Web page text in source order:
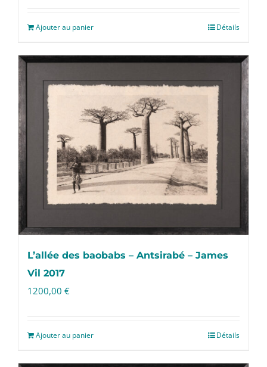
Ajouter au panier Détails
L’allée des baobabs – Antsirabé – James
Vil 2017
1200,00 €
Ajouter au panier Détails